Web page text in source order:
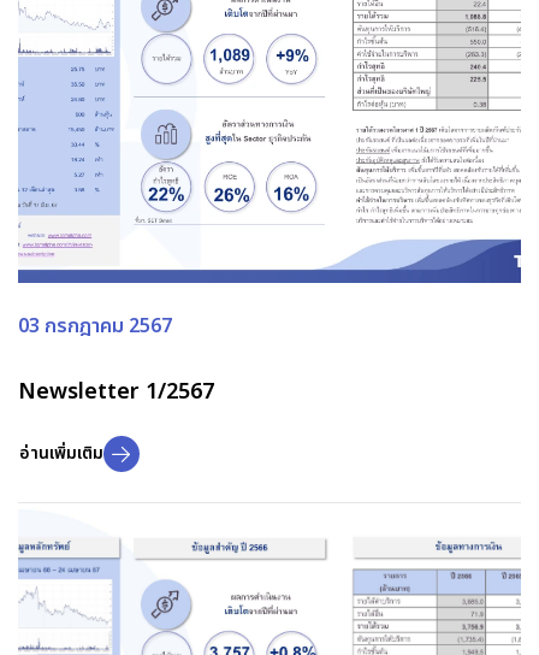
03 กรกฎาคม 2567
Newsletter 1/2567
อ่านเพิ่มเติม